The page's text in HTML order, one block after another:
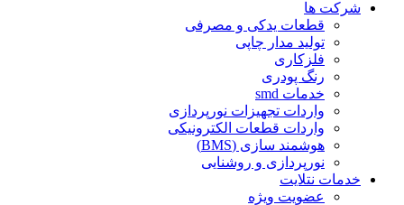
شرکت ها
قطعات یدکی و مصرفی
تولید مدار چاپی
فلزکاری
رنگ پودری
خدمات smd
واردات تجهیزات نورپردازی
واردات قطعات الکترونیکی
هوشمند سازی (BMS)
نورپردازی و روشنایی
خدمات نتلایت
عضویت ویژه